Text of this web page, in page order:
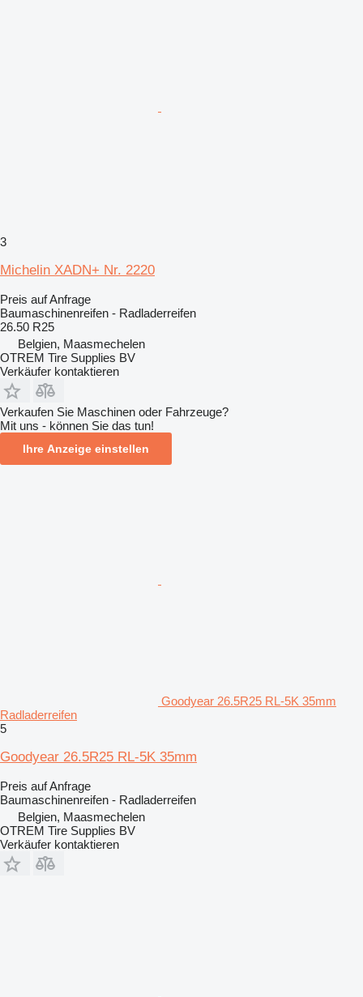
3
Michelin XADN+ Nr. 2220
Preis auf Anfrage
Baumaschinenreifen - Radladerreifen
26.50 R25
Belgien, Maasmechelen
OTREM Tire Supplies BV
Verkäufer kontaktieren
Verkaufen Sie Maschinen oder Fahrzeuge?
Mit uns - können Sie das tun!
Ihre Anzeige einstellen
Goodyear 26.5R25 RL-5K 35mm
Radladerreifen
5
Goodyear 26.5R25 RL-5K 35mm
Preis auf Anfrage
Baumaschinenreifen - Radladerreifen
Belgien, Maasmechelen
OTREM Tire Supplies BV
Verkäufer kontaktieren